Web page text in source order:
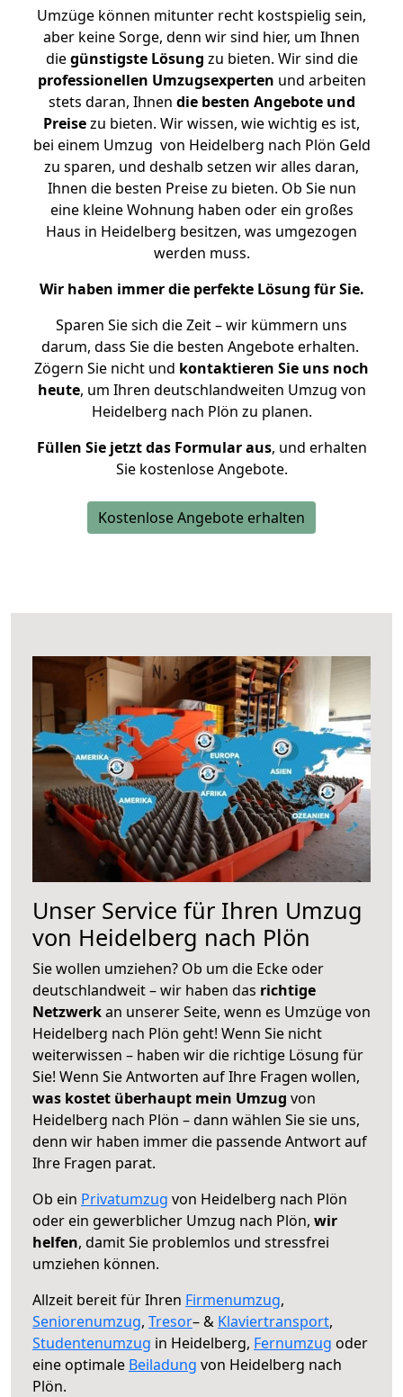
Umzüge können mitunter recht kostspielig sein,
aber keine Sorge, denn wir sind hier, um Ihnen
diegünstigste Lösung zu bieten. Wir sind die
professionellen Umzugsexperten und arbeiten
stets daran, Ihnen die besten Angebote und
Preisezu bieten. Wir wissen, wie wichtig es ist,
bei einem Umzug von Heidelberg nach Plön Geld
zu sparen, und deshalb setzen wir alles daran,
Ihnen die besten Preise zu bieten. Ob Sie nun
eine kleine Wohnung haben oder ein großes
Haus in Heidelberg besitzen, was umgezogen
werden muss.
Wir haben immer die perfekte Lösung für Sie.
Sparen Sie sich die Zeit – wir kümmern uns
darum, dass Sie die besten Angebote erhalten.
Zögern Sie nicht und kontaktieren Sie uns noch
heute, um Ihren deutschlandweiten Umzug von
Heidelberg nach Plön zu planen.
Füllen Sie jetzt das Formular aus, und erhalten
Sie kostenlose Angebote.
Kostenlose Angebote erhalten
Unser Service für Ihren Umzug
von Heidelberg nach Plön
Sie wollen umziehen? Ob um die Ecke oder
deutschlandweit – wir haben das richtige
Netzwerkan unserer Seite, wenn es Umzüge von
Heidelberg nach Plön geht! Wenn Sie nicht
weiterwissen – haben wir die richtige Lösung für
Sie! Wenn Sie Antworten auf Ihre Fragen wollen,
was kostet überhaupt mein Umzug von
Heidelberg nach Plön – dann wählen Sie sie uns,
denn wir haben immer die passende Antwort auf
Ihre Fragen parat.
Ob ein Privatumzug von Heidelberg nach Plön
oder ein gewerblicher Umzug nach Plön, wir
helfen, damit Sie problemlos und stressfrei
umziehen können.
Allzeit bereit für Ihren Firmenumzug,
Seniorenumzug, Tresor– & Klaviertransport,
Studentenumzug in Heidelberg, Fernumzug oder
eine optimale Beiladung von Heidelberg nach
Plön.